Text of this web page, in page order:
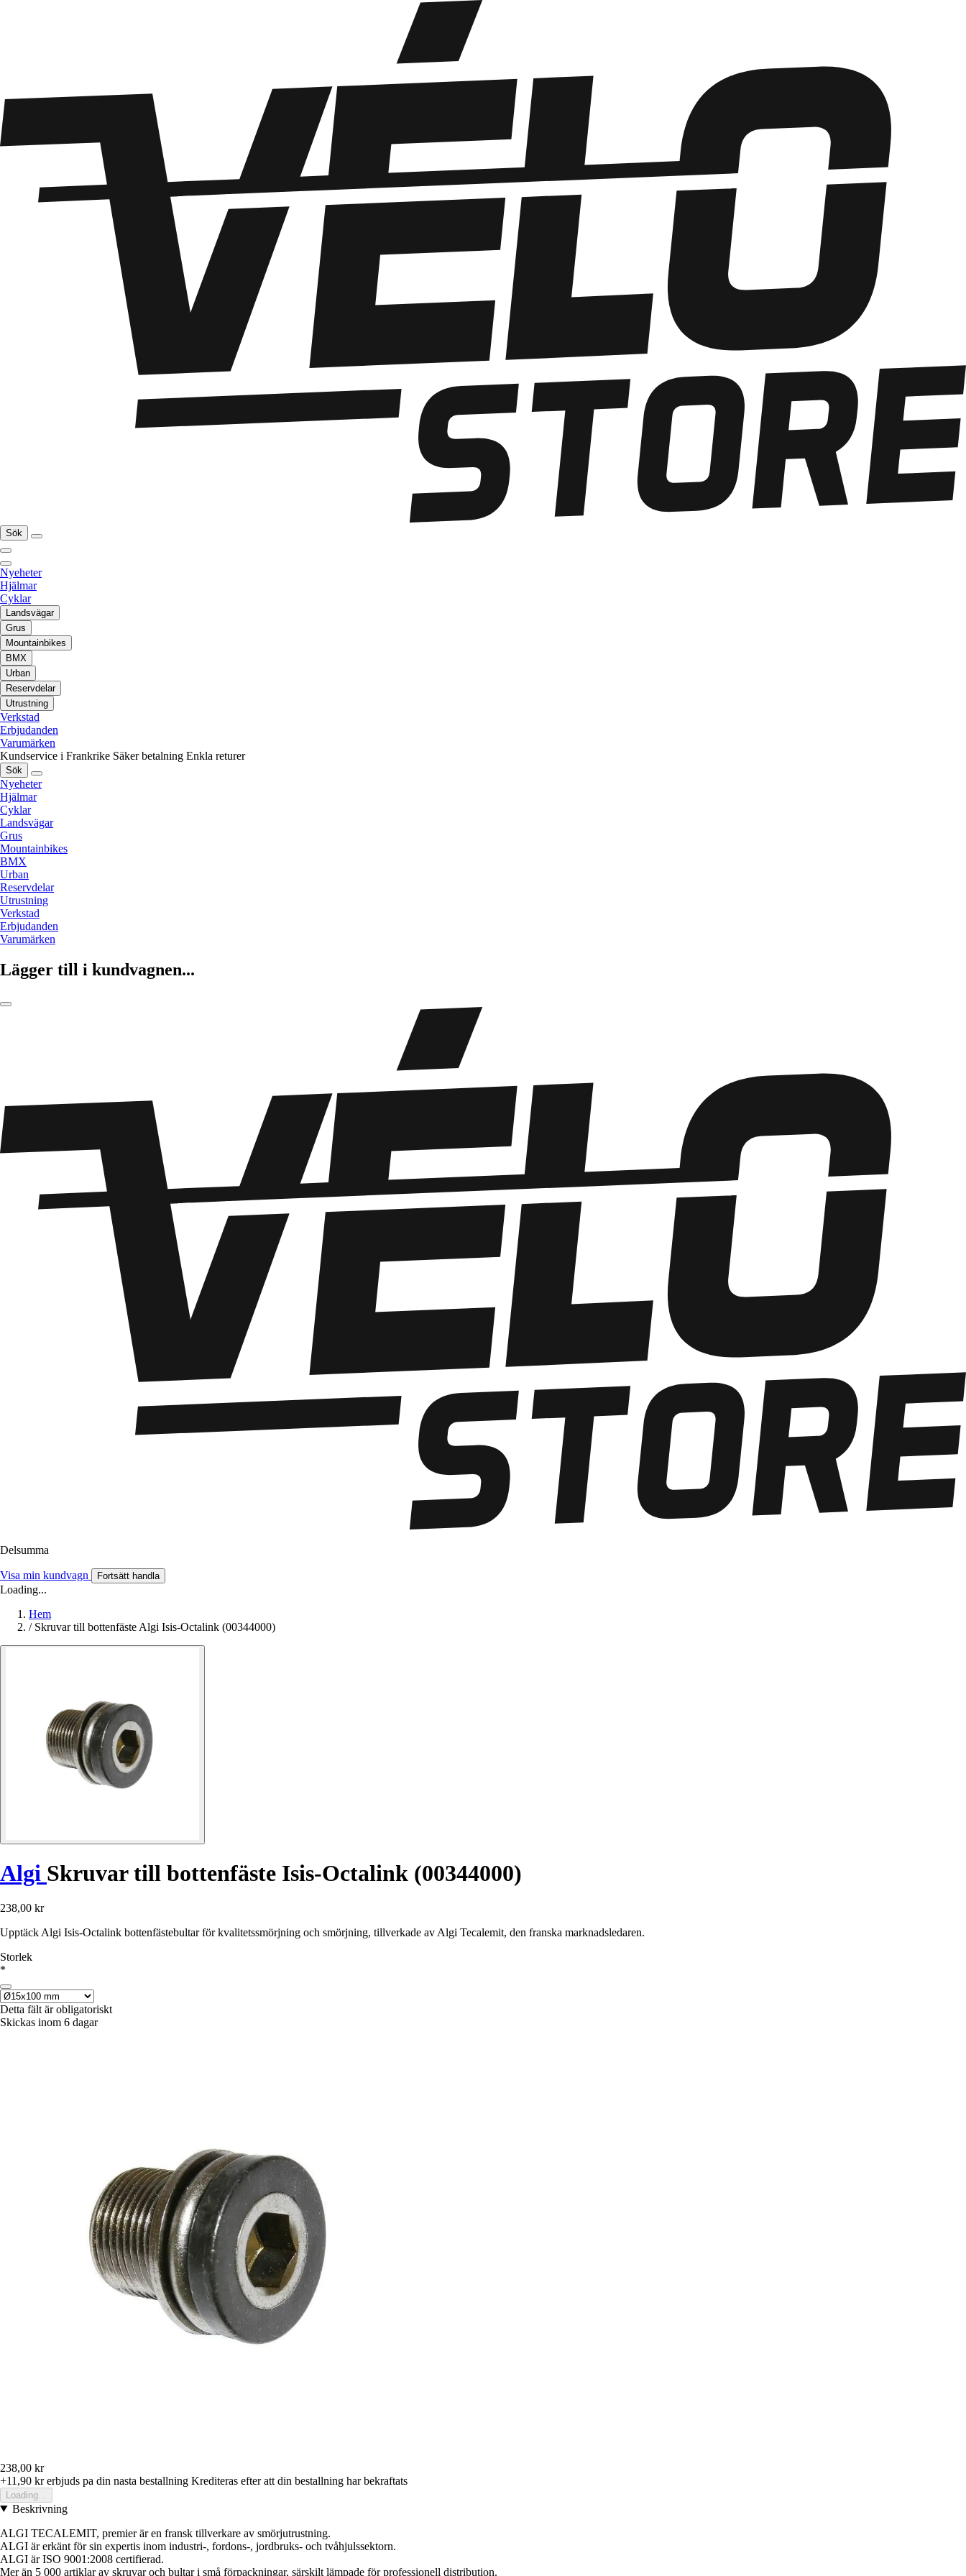
Sök
Nyeheter
Hjälmar
Cyklar
Landsvägar
Grus
Mountainbikes
BMX
Urban
Reservdelar
Utrustning
Verkstad
Erbjudanden
Varumärken
Kundservice i Frankrike Säker betalning Enkla returer
Sök
Nyeheter
Hjälmar
Cyklar
Landsvägar
Grus
Mountainbikes
BMX
Urban
Reservdelar
Utrustning
Verkstad
Erbjudanden
Varumärken
Lägger till i kundvagnen...
Delsumma
Visa min kundvagn Fortsätt handla
Loading...
Hem
/ Skruvar till bottenfäste Algi Isis-Octalink (00344000)
Algi Skruvar till bottenfäste Isis-Octalink (00344000)
238,00 kr
Upptäck Algi Isis-Octalink bottenfästebultar för kvalitetssmörjning och smörjning, tillverkade av Algi Tecalemit, den franska marknadsledaren.
Storlek
*
Detta fält är obligatoriskt
Skickas inom 6 dagar
238,00 kr
+11,90 krerbjuds pa din nasta bestallning Krediteras efter att din bestallning har bekraftats
Loading...
Beskrivning
ALGI TECALEMIT, premier är en fransk tillverkare av smörjutrustning.
ALGI är erkänt för sin expertis inom industri-, fordons-, jordbruks- och tvåhjulssektorn.
ALGI är ISO 9001:2008 certifierad.
Mer än 5 000 artiklar av skruvar och bultar i små förpackningar, särskilt lämpade för professionell distribution.